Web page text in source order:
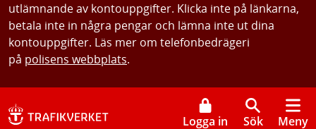
utlämnande av kontouppgifter. Klicka inte på länkarna,
betala inte in några pengar och lämna inte ut dina
kontouppgifter. Läs mer om telefonbedrägeri
på polisens webbplats.
Logga in Sök Meny